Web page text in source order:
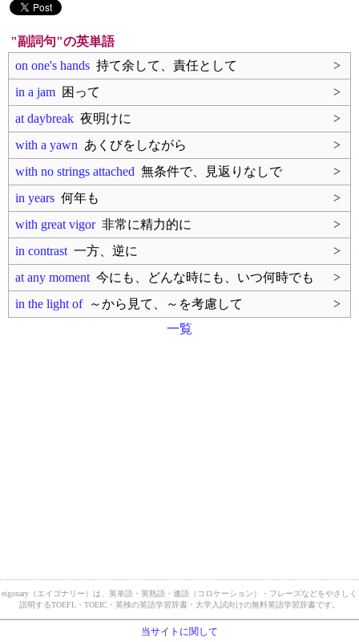
"副詞句"の英単語
on one's hands 持て余して、責任として
>
in a jam 困って
>
at daybreak 夜明けに
>
with a yawn あくびをしながら
>
with no strings attached 無条件で、見返りなしで
>
in years 何年も
>
with great vigor非常に精力的に
>
in contrast 一方、逆に
>
at any moment 今にも、どんな時にも、いつ何時でも
>
in the light of～から見て、～を考慮して
>
一覧
eigonary（エイゴナリー）は、英単語・英熟語・連語（コロケーション）・フレーズなどをやさしく
説明するTOEFL・TOEIC・英検の英語学習辞書・大学入試向けの無料英語学習辞書です。
当サイトに関して